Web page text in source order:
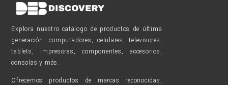
Explora nuestro catálogo de productos de última
generación: computadores, celulares, televisores,
tablets, impresoras, componentes, accesorios,
consolas y más.
Ofrecemos productos de marcas reconocidas,